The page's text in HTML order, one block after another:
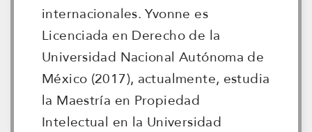
internacionales. Yvonne es
Licenciada en Derecho de la
Universidad Nacional Autónoma de
México (2017), actualmente, estudia
la Maestría en Propiedad
Intelectual en la Universidad